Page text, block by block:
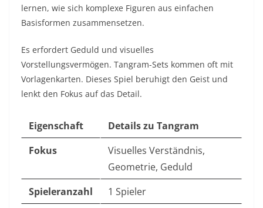
lernen, wie sich komplexe Figuren aus einfachen
Basisformen zusammensetzen.
Es erfordert Geduld und visuelles
Vorstellungsvermögen. Tangram-Sets kommen oft mit
Vorlagenkarten. Dieses Spiel beruhigt den Geist und
lenkt den Fokus auf das Detail.
Eigenschaft
Details zu Tangram
Fokus
Visuelles Verständnis,
Geometrie, Geduld
Spieleranzahl
1 Spieler